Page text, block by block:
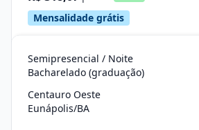
Mensalidade grátis
Semipresencial / Noite
Bacharelado (graduação)
Centauro Oeste
Eunápolis/BA